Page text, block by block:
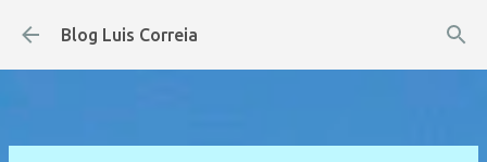
Pular para o conteúdo principal
Blog Luis Correia